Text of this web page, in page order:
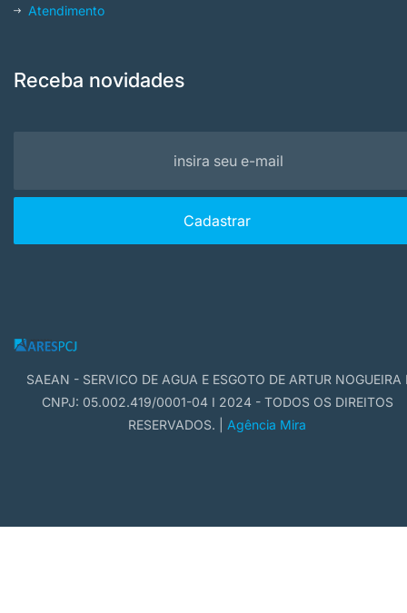
Atendimento
Receba novidades
SAEAN - SERVICO DE AGUA E ESGOTO DE ARTUR NOGUEIRA
CNPJ: 05.002.419/0001-04 I 2024 - TODOS OS DIREITOS
RESERVADOS. | Agência Mira